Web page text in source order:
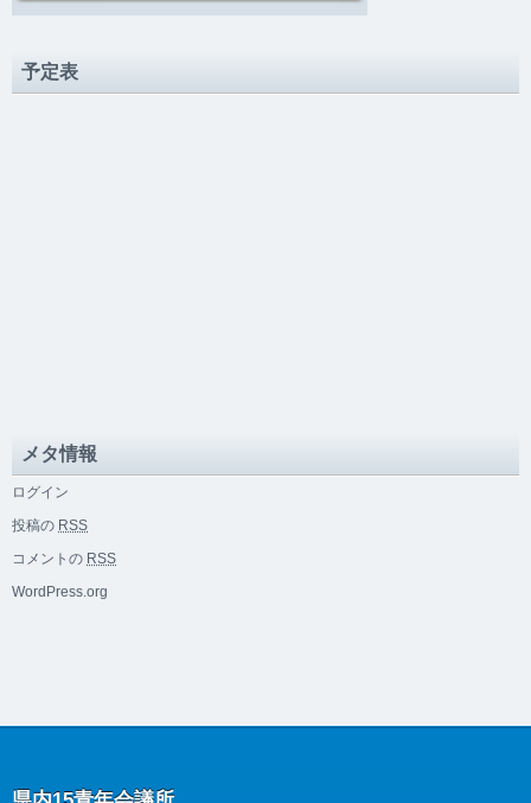
予定表
メタ情報
ログイン
投稿の RSS
コメントの RSS
WordPress.org